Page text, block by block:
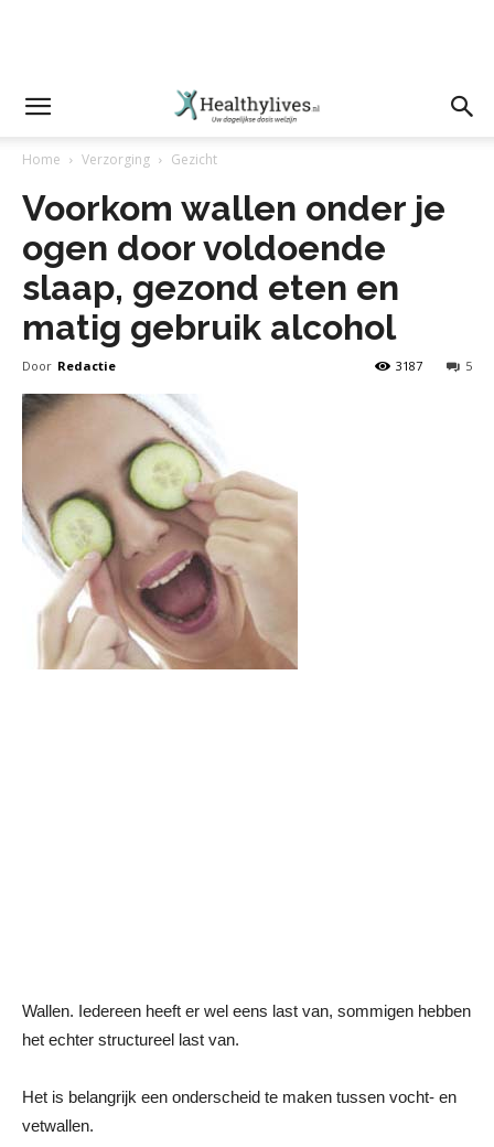
Home Verzorging Gezicht
Voorkom wallen onder je
ogen door voldoende
slaap, gezond eten en
matig gebruik alcohol
Door Redactie 5
3187
Wallen. Iedereen heeft er wel eens last van, sommigen hebben
het echter structureel last van.
Het is belangrijk een onderscheid te maken tussen vocht- en
vetwallen.